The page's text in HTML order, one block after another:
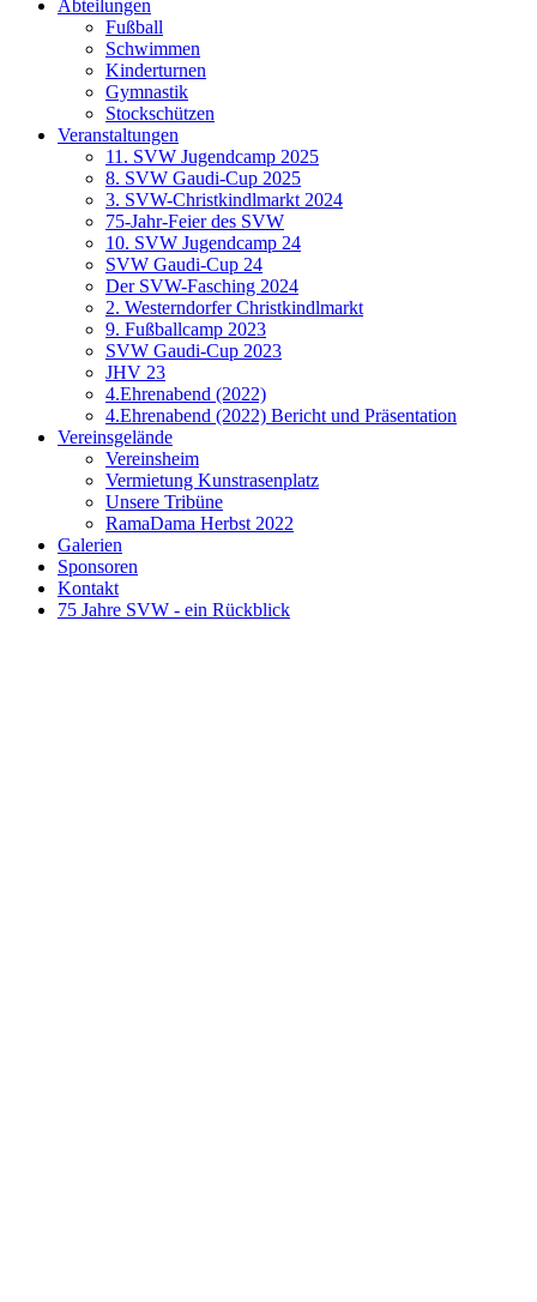
Abteilungen
Fußball
Schwimmen
Kinderturnen
Gymnastik
Stockschützen
Veranstaltungen
11. SVW Jugendcamp 2025
8. SVW Gaudi-Cup 2025
3. SVW-Christkindlmarkt 2024
75-Jahr-Feier des SVW
10. SVW Jugendcamp 24
SVW Gaudi-Cup 24
Der SVW-Fasching 2024
2. Westerndorfer Christkindlmarkt
9. Fußballcamp 2023
SVW Gaudi-Cup 2023
JHV 23
4.Ehrenabend (2022)
4.Ehrenabend (2022) Bericht und Präsentation
Vereinsgelände
Vereinsheim
Vermietung Kunstrasenplatz
Unsere Tribüne
RamaDama Herbst 2022
Galerien
Sponsoren
Kontakt
75 Jahre SVW - ein Rückblick